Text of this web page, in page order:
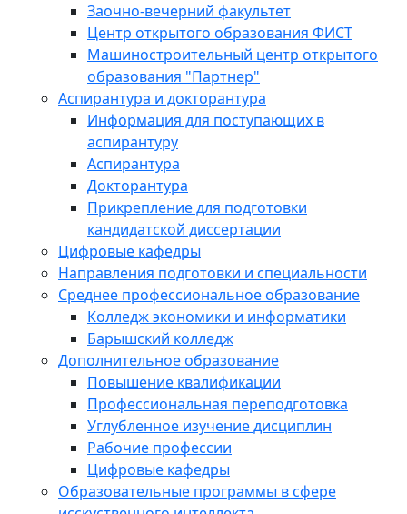
Заочно-вечерний факультет
Центр открытого образования ФИСТ
Машиностроительный центр открытого
образования "Партнер"
Аспирантура и докторантура
Информация для поступающих в
аспирантуру
Аспирантура
Докторантура
Прикрепление для подготовки
кандидатской диссертации
Цифровые кафедры
Направления подготовки и специальности
Среднее профессиональное образование
Колледж экономики и информатики
Барышский колледж
Дополнительное образование
Повышение квалификации
Профессиональная переподготовка
Углубленное изучение дисциплин
Рабочие профессии
Цифровые кафедры
Образовательные программы в сфере